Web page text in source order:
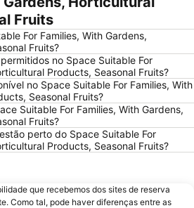
Fruits
For Families, With Gardens,
Fruits?
no Space Suitable For
Products, Seasonal Fruits?
no Space Suitable For Families, With
Seasonal Fruits?
Suitable For Families, With Gardens,
Fruits?
perto do Space Suitable For
Products, Seasonal Fruits?
que recebemos dos sites de reserva
Como tal, pode haver diferenças entre as